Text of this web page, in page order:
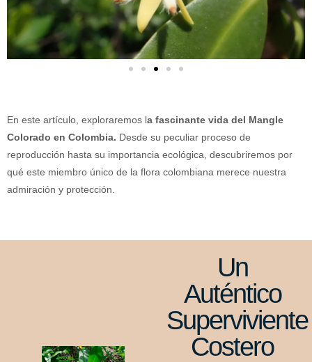
En este artículo, exploraremos la fascinante vida del Mangle
Colorado en Colombia. Desde su peculiar proceso de
reproducción hasta su importancia ecológica, descubriremos por
qué este miembro único de la flora colombiana merece nuestra
admiración y protección.
Un
Auténtico
Superviviente
Costero